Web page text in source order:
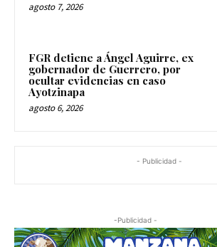
agosto 7, 2026
FGR detiene a Ángel Aguirre, ex
gobernador de Guerrero, por
ocultar evidencias en caso
Ayotzinapa
agosto 6, 2026
- Publicidad -
-Publicidad -